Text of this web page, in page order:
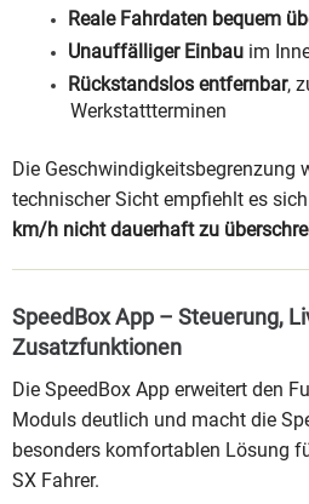
Reale Fahrdaten bequem
Unauffälliger Einbau im
Rückstandslos entfernbar,
Werkstattterminen
Die Geschwindigkeitsbegrenzung
technischer Sicht empfiehlt es
km/h nicht dauerhaft zu
SpeedBox App – Steuerung,
Zusatzfunktionen
Die SpeedBox App erweitert den
Moduls deutlich und macht die
besonders komfortablen Lösung
SX Fahrer.